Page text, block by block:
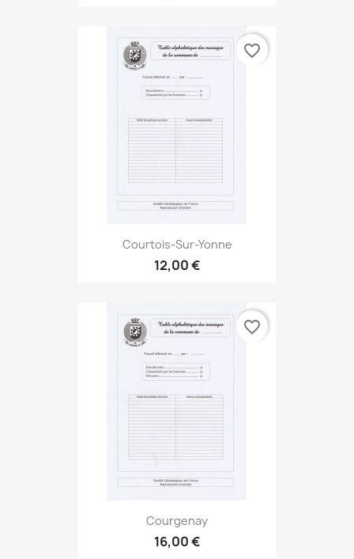
Courtois-Sur-Yonne
12,00 €
favorite_border
Courgenay
16,00 €
favorite_border